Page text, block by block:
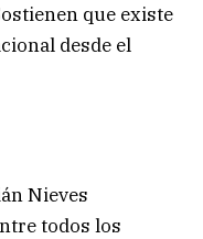
que existe
desde el
Nieves
todos los